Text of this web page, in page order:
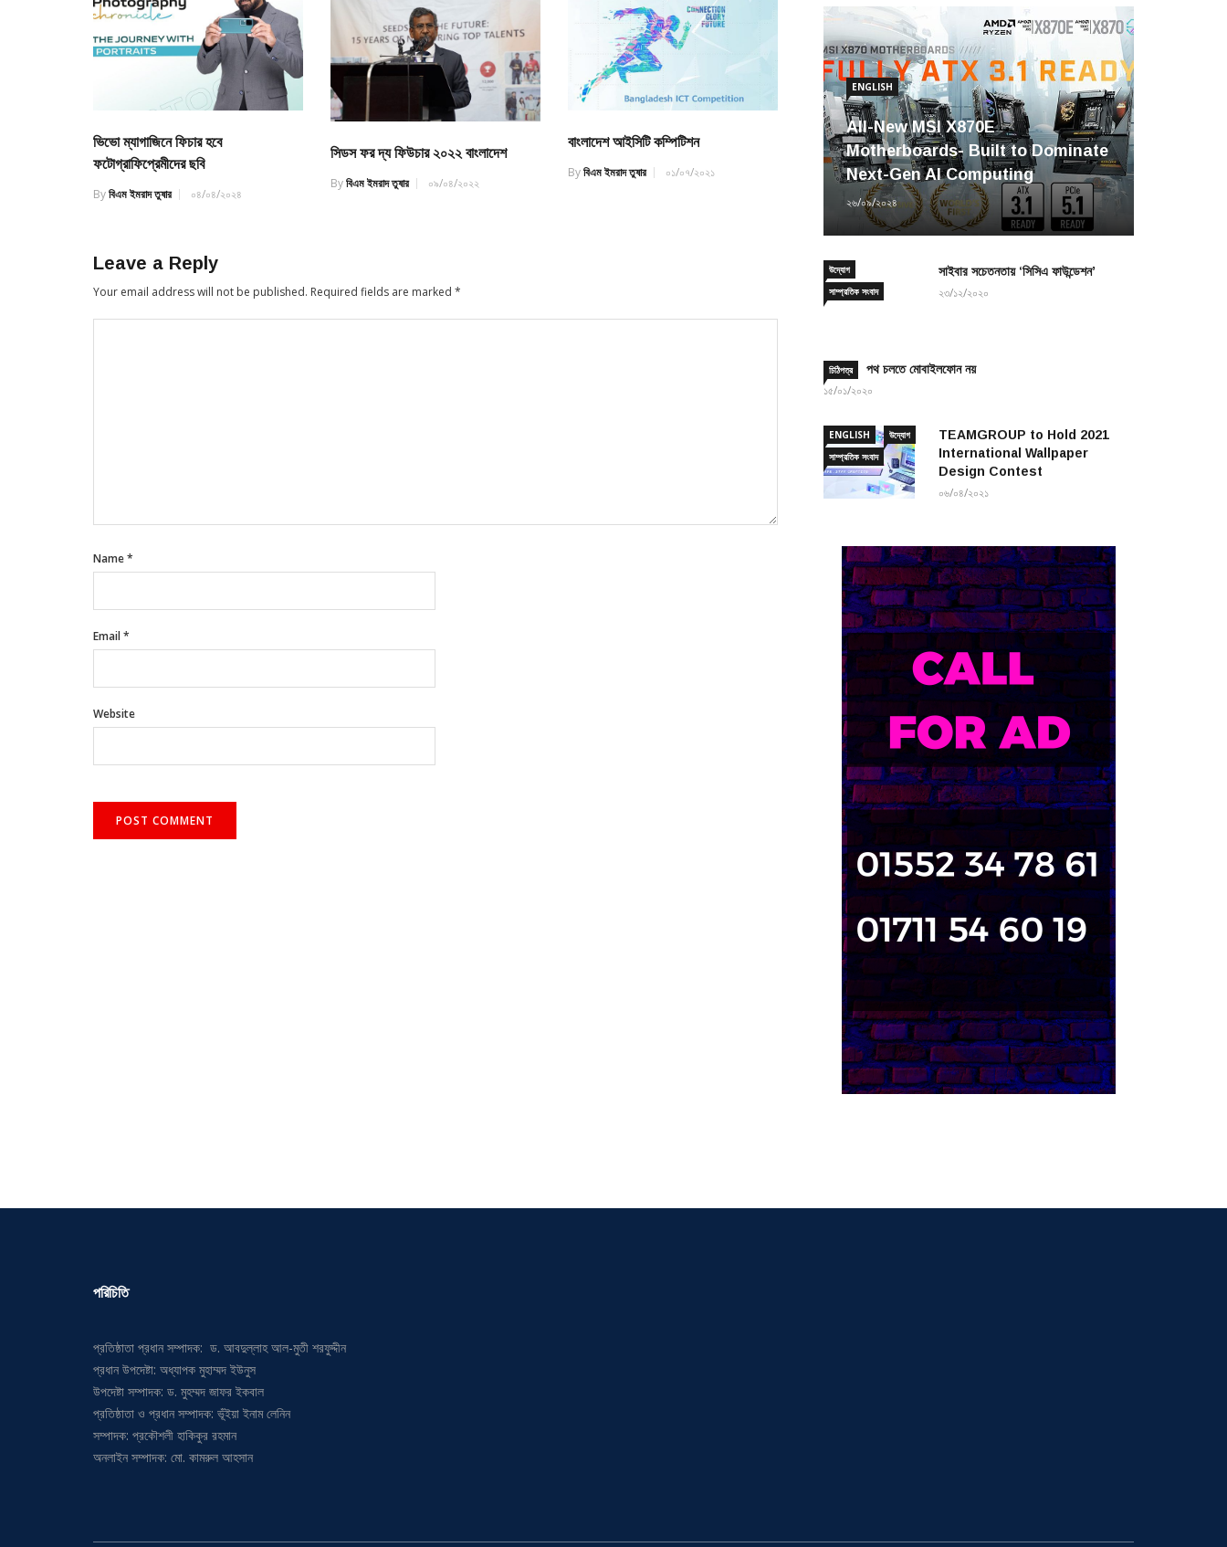
ভিভো ম্যাগাজিনে ফিচার হবে
ফটোগ্রাফিপ্রেমীদের ছবি
Byবিএম ইমরাদ তুষার ০৪/০৪/২০২৪
সিডস ফর দ্য ফিউচার ২০২২ বাংলাদেশ
Byবিএম ইমরাদ তুষার ০৯/০৪/২০২২
বাংলাদেশ আইসিটি কম্পিটিশন
Byবিএম ইমরাদ তুষার ০১/০৭/২০২১
Leave a Reply
Your email address will not be published. Required fields are marked*
Name*
Email*
Website
ENGLISH
All-New MSI X870E
Motherboards- Built to Dominate
Next-Gen AI Computing
২৬/০৯/২০২৪
উদ্যোগ
সাম্প্রতিক সংবাদ
সাইবার সচেতনতায় ‘সিসিএ ফাউন্ডেশন’
২৩/১২/২০২০
চিঠিপত্র পথ চলতে মোবাইলফোন নয়
১৫/০১/২০২০
ENGLISH
উদ্যোগ
সাম্প্রতিক সংবাদ
TEAMGROUP to Hold 2021
International Wallpaper
Design Contest
০৬/০৪/২০২১
পরিচিতি
প্রতিষ্ঠাতা প্রধান সম্পাদক: ড. আবদুল্লাহ আল-মুতী শরফুদ্দীন
প্রধান উপদেষ্টা: অধ্যাপক মুহাম্মদ ইউনুস
উপদেষ্টা সম্পাদক: ড. মুহম্মদ জাফর ইকবাল
প্রতিষ্ঠাতা ও প্রধান সম্পাদক: ভূঁইয়া ইনাম লেনিন
সম্পাদক: প্রকৌশলী হাকিকুর রহমান
অনলাইন সম্পাদক: মো. কামরুল আহসান